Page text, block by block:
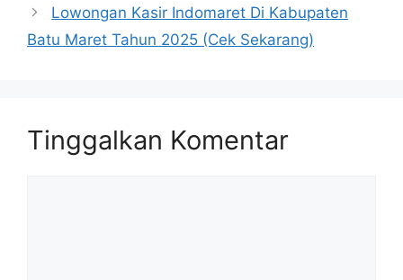
Lowongan Kasir Indomaret Di Kabupaten
Batu Maret Tahun 2025 (Cek Sekarang)
Tinggalkan Komentar